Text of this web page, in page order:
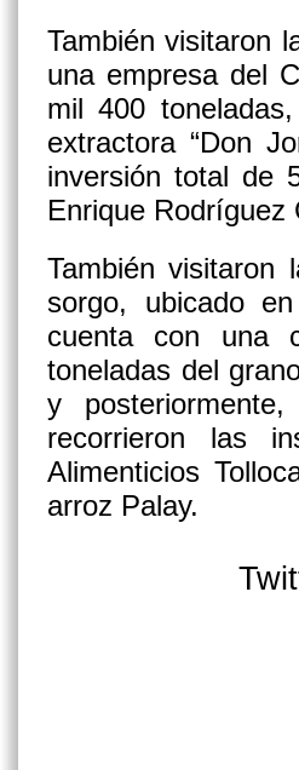
También visitaron
una empresa del
mil 400
extractora “Don
inversión total de
Enrique Rodríguez
También
sorgo, ubicado
cuenta con una
toneladas del
y
recorrieron las
Alimenticios
arroz Palay.